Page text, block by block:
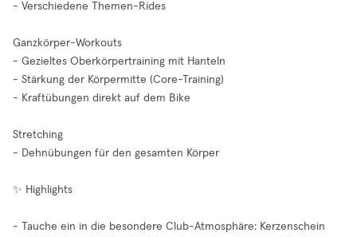
- Verschiedene Themen-Rides
Ganzkörper-Workouts
- Gezieltes Oberkörpertraining mit Hanteln
- Stärkung der Körpermitte (Core-Training)
- Kraftübungen direkt auf dem Bike
Stretching
- Dehnübungen für den gesamten Körper
✨ Highlights
- Tauche ein in die besondere Club-Atmosphäre: Kerzenschein